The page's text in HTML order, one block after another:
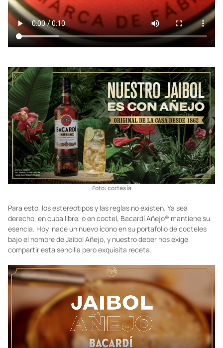
Foto: cortesía
Para esto, los estereotipos y las reglas no existen. Ya sea
derecho, en cuba libre, o en coctel, Bacardí Añejo® mantiene su
esencia. Hoy, nace un nuevo ícono en su portafolio de cocteles
bajo el nombre de Jaibol Añejo, y nuestro deber nos exige
compartir esta sencilla pero exquisita receta.